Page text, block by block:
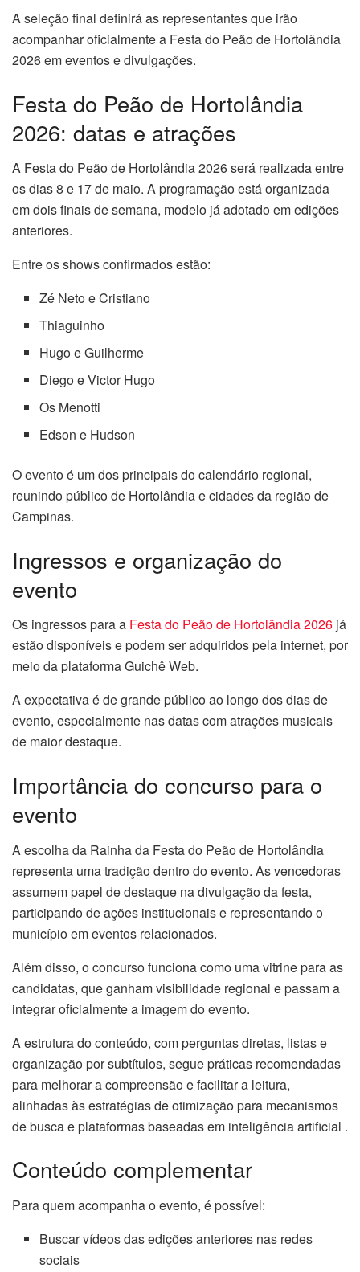
A seleção final definirá as representantes que irão
acompanhar oficialmente a Festa do Peão de Hortolândia
2026 em eventos e divulgações.
Festa do Peão de Hortolândia
2026: datas e atrações
A Festa do Peão de Hortolândia 2026 será realizada entre
os dias 8 e 17 de maio. A programação está organizada
em dois finais de semana, modelo já adotado em edições
anteriores.
Entre os shows confirmados estão:
Zé Neto e Cristiano
Thiaguinho
Hugo e Guilherme
Diego e Victor Hugo
Os Menotti
Edson e Hudson
O evento é um dos principais do calendário regional,
reunindo público de Hortolândia e cidades da região de
Campinas.
Ingressos e organização do
evento
Os ingressos para a Festa do Peão de Hortolândia 2026 já
estão disponíveis e podem ser adquiridos pela internet, por
meio da plataforma Guichê Web.
A expectativa é de grande público ao longo dos dias de
evento, especialmente nas datas com atrações musicais
de maior destaque.
Importância do concurso para o
evento
A escolha da Rainha da Festa do Peão de Hortolândia
representa uma tradição dentro do evento. As vencedoras
assumem papel de destaque na divulgação da festa,
participando de ações institucionais e representando o
município em eventos relacionados.
Além disso, o concurso funciona como uma vitrine para as
candidatas, que ganham visibilidade regional e passam a
integrar oficialmente a imagem do evento.
A estrutura do conteúdo, com perguntas diretas, listas e
organização por subtítulos, segue práticas recomendadas
para melhorar a compreensão e facilitar a leitura,
alinhadas às estratégias de otimização para mecanismos
de busca e plataformas baseadas em inteligência artificial .
Conteúdo complementar
Para quem acompanha o evento, é possível:
Buscar vídeos das edições anteriores nas redes
sociais